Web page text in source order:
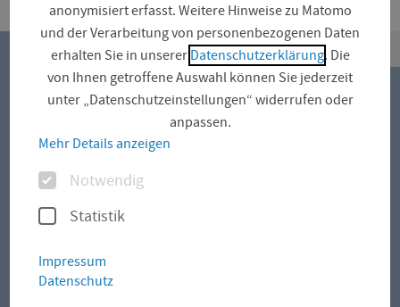
STANDORTE
Campus Leipziger Straße
Campus Schlüterstraße
anonymisiert erfasst. Weitere Hinweise zu Matomo
und der Verarbeitung von personenbezogenen Daten
erhalten Sie in unserer Datenschutzerklärung. Die
von Ihnen getroffene Auswahl können Sie jederzeit
unter „Datenschutzeinstellungen“ widerrufen oder
anpassen.
Mehr Details anzeigen
OptionenNotwendig
Statistik
Impressum
Datenschutz